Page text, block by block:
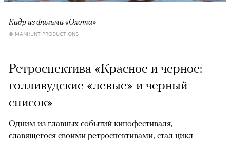
Кадр из фильма «Охота»
© MANHUNT PRODUCTIONS
Ретроспектива «Красное и черное:
голливудские «левые» и черный
список»
Одним из главных событий кинофестиваля,
славящегося своими ретроспективами, стал цикл